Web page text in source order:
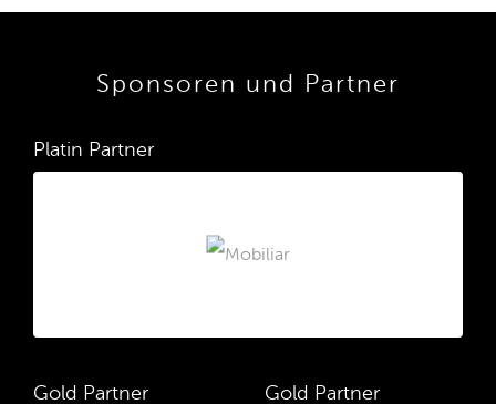
Sponsoren und Partner
Platin Partner
Gold Partner Gold Partner